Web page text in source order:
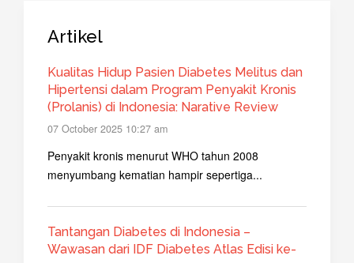
Artikel
Kualitas Hidup Pasien Diabetes Melitus dan
Hipertensi dalam Program Penyakit Kronis
(Prolanis) di Indonesia: Narative Review
07 October 2025 10:27 am
Penyakit kronis menurut WHO tahun 2008
menyumbang kematian hampir sepertiga...
Tantangan Diabetes di Indonesia –
Wawasan dari IDF Diabetes Atlas Edisi ke-